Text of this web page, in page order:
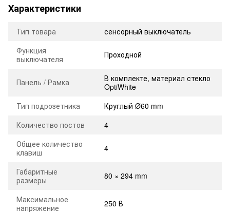
Характеристики
Тип товара
сенсорный выключатель
Функция
выключателя
Проходной
Панель / Рамка
В комплекте, материал стекло
OptiWhite
Тип подрозетника
Круглый Ø60 mm
Количество постов
4
Общее количество
клавиш
4
Габаритные
размеры
80 × 294 mm
Максимальное
напряжение
250 В